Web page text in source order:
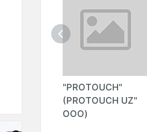
"PROTOUCH"
(PROTOUCH UZ"
ООО)